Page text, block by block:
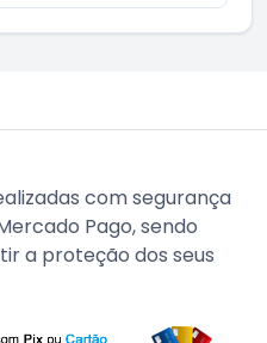
com segurança
Pago, sendo
a proteção dos seus